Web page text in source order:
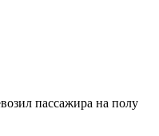
пассажира на полу